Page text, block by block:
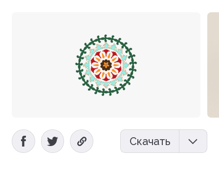
Скачать